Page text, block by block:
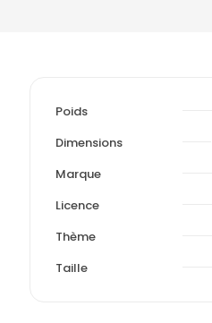
Poids
Dimensions
Marque
Licence
Thème
Taille